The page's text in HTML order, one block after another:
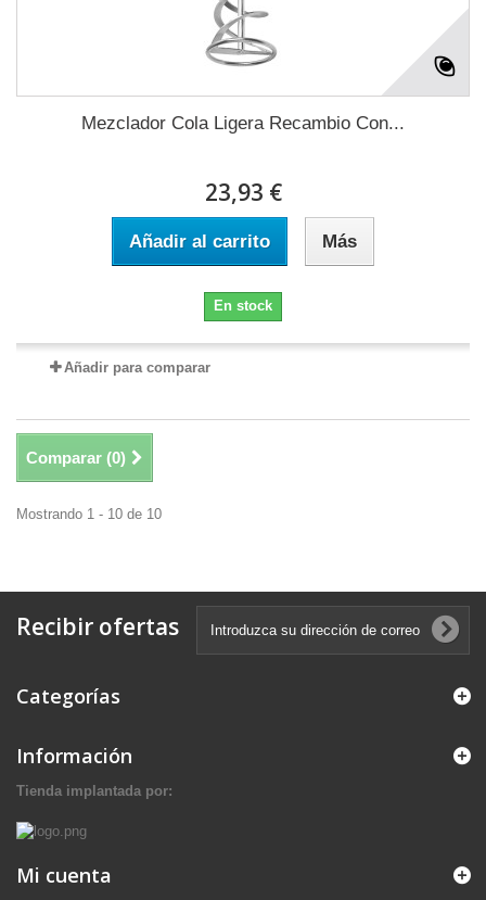
Mezclador Cola Ligera Recambio Con...
23,93 €
Añadir al carrito Más
En stock
Añadir para comparar
Comparar (0)
Mostrando 1 - 10 de 10
Recibir ofertas
Categorías
Información
Tienda implantada por:
Mi cuenta